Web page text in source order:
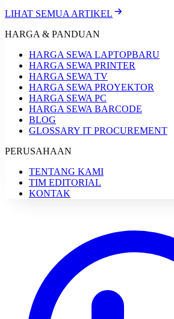
LIHAT SEMUA ARTIKEL
HARGA & PANDUAN
HARGA SEWA LAPTOPBARU
HARGA SEWA PRINTER
HARGA SEWA TV
HARGA SEWA PROYEKTOR
HARGA SEWA PC
HARGA SEWA BARCODE
BLOG
GLOSSARY IT PROCUREMENT
PERUSAHAAN
TENTANG KAMI
TIM EDITORIAL
KONTAK